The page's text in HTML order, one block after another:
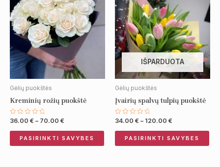
Gėlių puokštės
Kreminių rožių puokštė
Įvertinimas:
iš
36.00 € – 70.00 €
36.00 €
through
70.00 €
PASIRINKTI SAVYBES
multiple
variants.
The
options
be
chosen
product
IŠPARDUOTA
Gėlių puokštės
Įvairių spalvų tulpių puokštė
Įvertinimas:
iš
34.00 € – 120.00 €
34.00 €
through
120.00 €
PASIRINKTI SAVYBES
be